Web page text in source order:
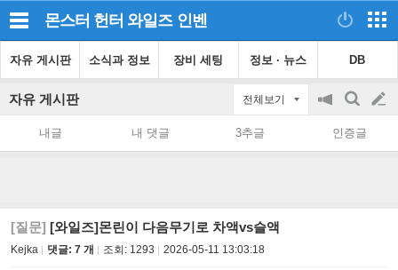
몬스터 헌터 와일즈 인벤
자유 게시판 소식과 정보 장비 세팅 정보 · 뉴스 DB
자유 게시판 전체보기
공
on/off
검
색
글
쓰
내글 내 댓글 3추글 인증글
[질문] [와일즈]몬린이 다음무기로 차액vs슬액
Kejka 댓글: 7 개 조회: 1293 2026-05-11 13:03:18